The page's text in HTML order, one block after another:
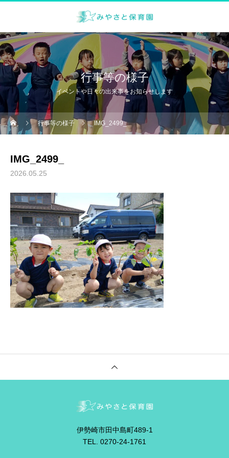
行事等の様子
イベントや日々の出来事をお知らせします
行事等の様子 IMG_2499_
IMG_2499_
2026.05.25
伊勢崎市田中島町489-1
TEL. 0270-24-1761